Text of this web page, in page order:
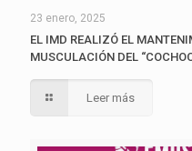
23 enero, 2025
EL IMD REALIZÓ EL
MUSCULACIÓN DEL
Leer más